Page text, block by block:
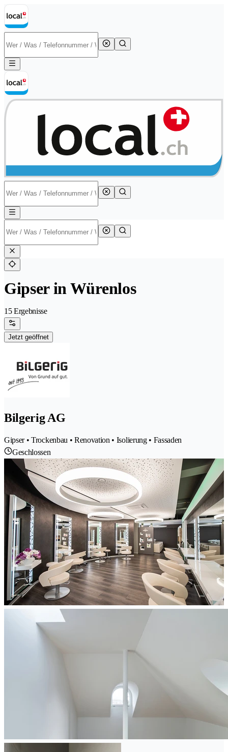
Gipser in Würenlos
15 Ergebnisse
Jetzt geöffnet
Bilgerig AG
Gipser • Trockenbau • Renovation • Isolierung • Fassaden
Geschlossen